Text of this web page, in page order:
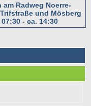
Radweg Noerre-
und Mösberg
- ca. 14:30